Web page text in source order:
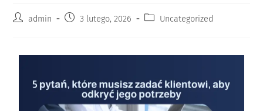
admin 3 lutego, 2026 Uncategorized